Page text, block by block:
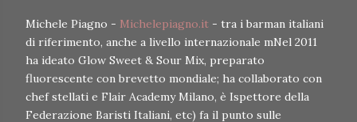
Michele Piagno - Michelepiagno.it - tra i barman italiani
di riferimento, anche a livello internazionale mNel 2011
ha ideato Glow Sweet & Sour Mix, preparato
fluorescente con brevetto mondiale; ha collaborato con
chef stellati e Flair Academy Milano, è Ispettore della
Federazione Baristi Italiani, etc) fa il punto sulle